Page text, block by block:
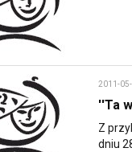
2011-
''Ta
Z
dniu